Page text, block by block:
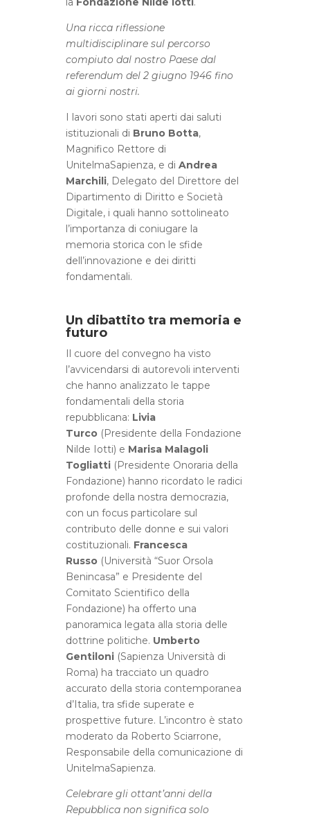
Una ricca riflessione
multidisciplinare sul percorso
compiuto dal nostro Paese dal
referendum del 2 giugno 1946 fino
ai giorni nostri.
I lavori sono stati aperti dai saluti
istituzionali di Bruno Botta,
Magnifico Rettore di
UnitelmaSapienza, e di Andrea
Marchili, Delegato del Direttore del
Dipartimento di Diritto e Società
Digitale, i quali hanno sottolineato
l’importanza di coniugare la
memoria storica con le sfide
dell’innovazione e dei diritti
fondamentali.
Un dibattito tra memoria e
futuro
Il cuore del convegno ha visto
l’avvicendarsi di autorevoli interventi
che hanno analizzato le tappe
fondamentali della storia
repubblicana: Livia
Turco(Presidente della Fondazione
Nilde Iotti) e Marisa Malagoli
Togliatti(Presidente Onoraria della
Fondazione) hanno ricordato le radici
profonde della nostra democrazia,
con un focus particolare sul
contributo delle donne e sui valori
costituzionali. Francesca
Russo(Università “Suor Orsola
Benincasa” e Presidente del
Comitato Scientifico della
Fondazione) ha offerto una
panoramica legata alla storia delle
dottrine politiche. Umberto
Gentiloni(Sapienza Università di
Roma) ha tracciato un quadro
accurato della storia contemporanea
d’Italia, tra sfide superate e
prospettive future. L’incontro è stato
moderato da Roberto Sciarrone,
Responsabile della comunicazione di
UnitelmaSapienza.
Celebrare gli ottant’anni della
Repubblica non significa solo